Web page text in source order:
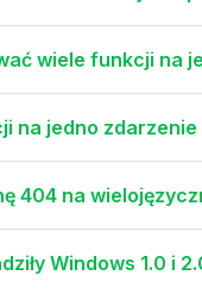
wiele funkcji na
na jedno
404 na
Windows 1.0 i